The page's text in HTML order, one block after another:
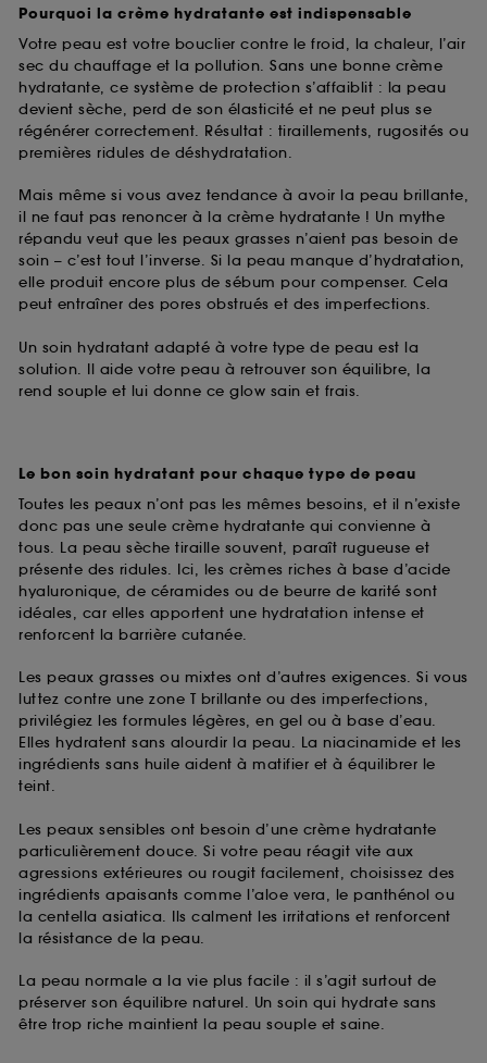
Pourquoi la crème hydratante est indispensable
Votre peau est votre bouclier contre le froid, la chaleur, l’air
sec du chauffage et la pollution. Sans une bonne crème
hydratante, ce système de protection s’affaiblit : la peau
devient sèche, perd de son élasticité et ne peut plus se
régénérer correctement. Résultat : tiraillements, rugosités ou
premières ridules de déshydratation.
Mais même si vous avez tendance à avoir la peau brillante,
il ne faut pas renoncer à la crème hydratante ! Un mythe
répandu veut que les peaux grasses n’aient pas besoin de
soin – c’est tout l’inverse. Si la peau manque d’hydratation,
elle produit encore plus de sébum pour compenser. Cela
peut entraîner des pores obstrués et des imperfections.
Un soin hydratant adapté à votre type de peau est la
solution. Il aide votre peau à retrouver son équilibre, la
rend souple et lui donne ce glow sain et frais.
Le bon soin hydratant pour chaque type de peau
Toutes les peaux n’ont pas les mêmes besoins, et il n’existe
donc pas une seule crème hydratante qui convienne à
tous. La peau sèche tiraille souvent, paraît rugueuse et
présente des ridules. Ici, les crèmes riches à base d’acide
hyaluronique, de céramides ou de beurre de karité sont
idéales, car elles apportent une hydratation intense et
renforcent la barrière cutanée.
Les peaux grasses ou mixtes ont d’autres exigences. Si vous
luttez contre une zone T brillante ou des imperfections,
privilégiez les formules légères, en gel ou à base d’eau.
Elles hydratent sans alourdir la peau. La niacinamide et les
ingrédients sans huile aident à matifier et à équilibrer le
teint.
Les peaux sensibles ont besoin d’une crème hydratante
particulièrement douce. Si votre peau réagit vite aux
agressions extérieures ou rougit facilement, choisissez des
ingrédients apaisants comme l’aloe vera, le panthénol ou
la centella asiatica. Ils calment les irritations et renforcent
la résistance de la peau.
La peau normale a la vie plus facile : il s’agit surtout de
préserver son équilibre naturel. Un soin qui hydrate sans
être trop riche maintient la peau souple et saine.